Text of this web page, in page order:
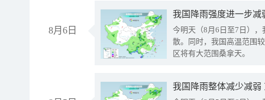
8月6日
今明天（8月6日至7日）
散。同时，我国高温范围
区将有大范围桑拿天。
我国降雨整体减少减弱